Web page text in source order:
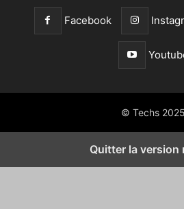
Facebook
© Techs 2025
Quitter la version